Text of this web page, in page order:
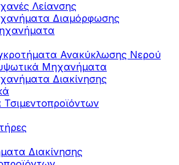
Λείανσης
Διαμόρφωσης
Ανακύκλωσης Νερού
Μηχανήματα
Διακίνησης
Διακίνησης